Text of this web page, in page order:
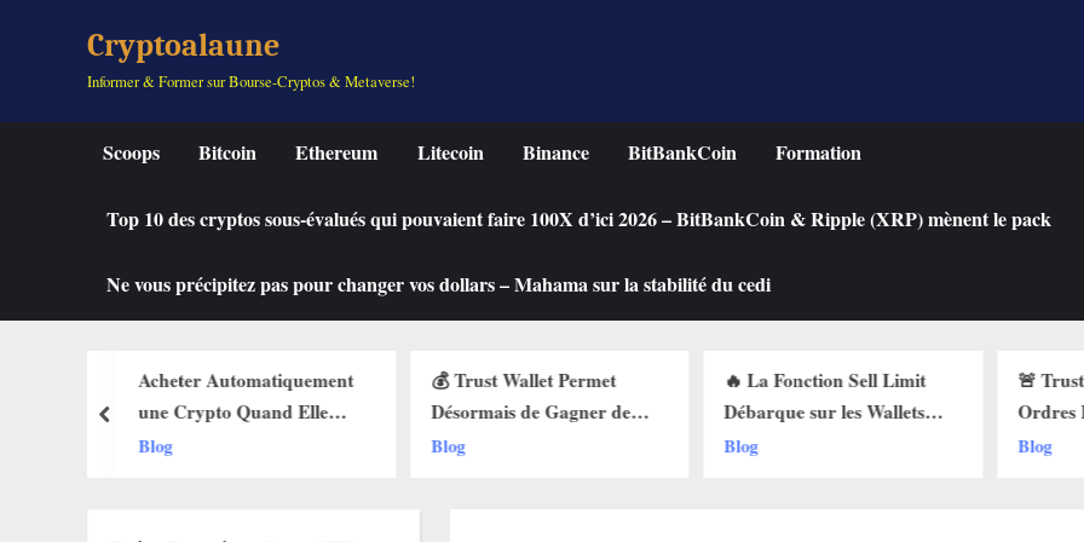
Cryptoalaune
Informer & Former sur Bourse-Cryptos & Metaverse!
Scoops Bitcoin Ethereum Litecoin Binance BitBankCoin Formation
Top 10 des cryptos sous-évalués qui pouvaient faire 100X d’ici 2026 – BitBankCoin & Ripple (XRP) mènent le pack
Ne vous précipitez pas pour changer vos dollars – Mahama sur la stabilité du cedi
💰 Trust Wallet Permet
Désormais de Gagner de
l’Argent Sans Trader ? Les
Blog
🔥 La Fonction Sell Limit
Débarque sur les Wallets
Web3 : Voici Pourquoi Ça
Blog
🚨 Trust Wallet Lance les
Ordres Buy Limit :
Comment Acheter vos
Blog
une
Blog
prev